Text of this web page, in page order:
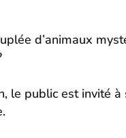
d’animaux
le public est